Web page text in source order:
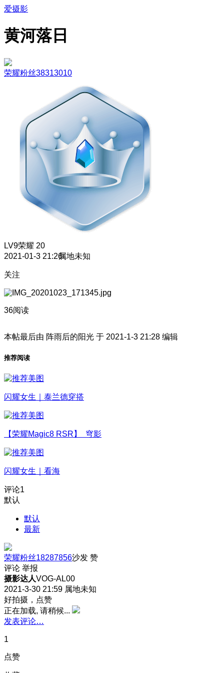
爱摄影
黄河落日
荣耀粉丝38313010
LV9荣耀 20
2021-01-3 21:26属地未知
关注
36阅读
本帖最后由 阵雨后的阳光 于 2021-1-3 21:28 编辑
推荐阅读
闪耀女生｜泰兰德穿搭
【荣耀Magic8 RSR】 穹影
闪耀女生｜看海
评论1
默认
默认
最新
荣耀粉丝18287856沙发 赞
评论 举报
摄影达人VOG-AL00
2021-3-30 21:59 属地未知
好拍摄，点赞
正在加载, 请稍候...
发表评论…
1
点赞